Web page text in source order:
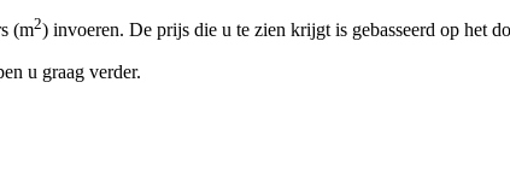
(m2) invoeren. De prijs die u te zien krijgt is gebasseerd op het
u graag verder.